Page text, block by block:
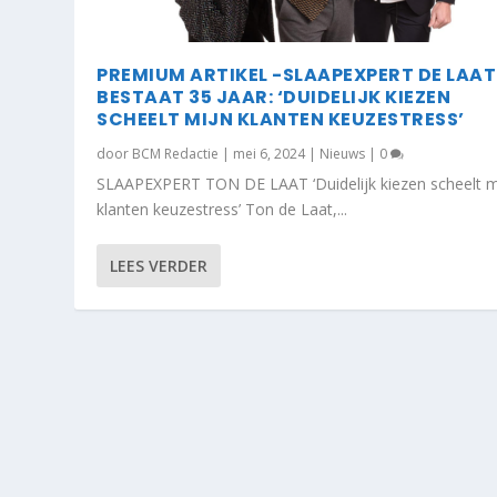
PREMIUM ARTIKEL -SLAAPEXPERT DE LAAT
BESTAAT 35 JAAR: ‘DUIDELIJK KIEZEN
SCHEELT MIJN KLANTEN KEUZESTRESS’
door BCM Redactie | mei 6, 2024| Nieuws | 0
SLAAPEXPERT TON DE LAAT ‘Duidelijk kiezen scheelt
klanten keuzestress’ Ton de Laat,...
LEES VERDER